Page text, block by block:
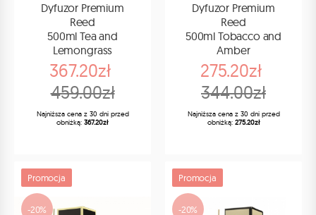
Dyfuzor Premium
Reed
500ml Tea and
Lemongrass
367.20zł
459.00zł
Najniższa cena z 30 dni przed
obniżką: 367.20zł
Dyfuzor Premium
Reed
500ml Tobacco and
Amber
275.20zł
344.00zł
Najniższa cena z 30 dni przed
obniżką: 275.20zł
Promocja
-20%
Promocja
-20%